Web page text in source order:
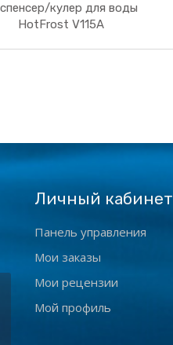
кулер для воды
HotFrost V115A
Личный кабинет
Панель управления
Мои заказы
Мои рецензии
Мой профиль